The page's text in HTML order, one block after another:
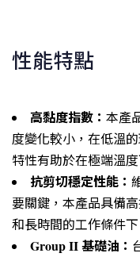
性能特點
高黏度指數： 本產
度變化較小，在低溫
特性有助於在極端溫
抗剪切穩定性能：
要關鍵，本產品具備
和長時間的工作條件
Group II 基礎油：